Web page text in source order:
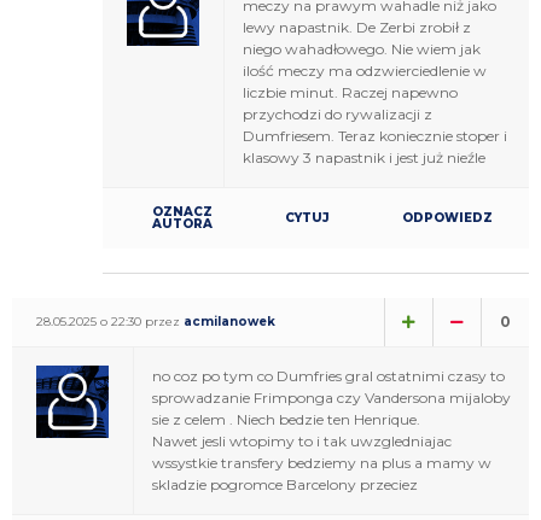
meczy na prawym wahadle niż jako
lewy napastnik. De Zerbi zrobił z
niego wahadłowego. Nie wiem jak
ilość meczy ma odzwierciedlenie w
liczbie minut. Raczej napewno
przychodzi do rywalizacji z
Dumfriesem. Teraz koniecznie stoper i
klasowy 3 napastnik i jest już nieźle
OZNACZ
AUTORA CYTUJ ODPOWIEDZ
28.05.2025 o 22:30 przez acmilanowek 0
no coz po tym co Dumfries gral ostatnimi czasy to
sprowadzanie Frimponga czy Vandersona mijaloby
sie z celem . Niech bedzie ten Henrique.
Nawet jesli wtopimy to i tak uwzgledniajac
wssystkie transfery bedziemy na plus a mamy w
skladzie pogromce Barcelony przeciez